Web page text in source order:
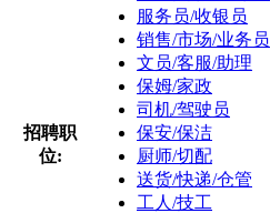
招聘职
位:
服务员/收银员
销售/市场/业务员
文员/客服/助理
保姆/家政
司机/驾驶员
保安/保洁
厨师/切配
送货/快递/仓管
工人/技工